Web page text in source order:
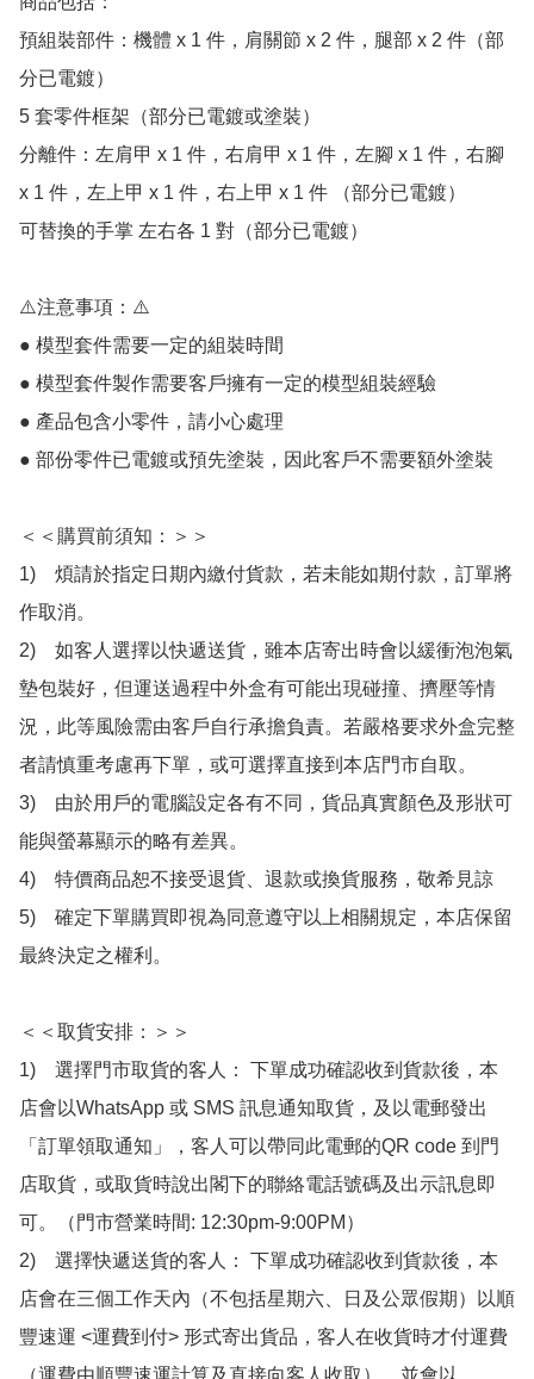
預組裝部件：機體 x 1 件，肩關節 x 2 件，腿部 x 2 件（部
分已電鍍）
5 套零件框架（部分已電鍍或塗裝）
分離件：左肩甲 x 1 件，右肩甲 x 1 件，左腳 x 1 件，右腳
x 1 件，左上甲 x 1 件，右上甲 x 1 件 （部分已電鍍）
可替換的手掌 左右各 1 對（部分已電鍍）
⚠️注意事項：⚠️
● 模型套件需要一定的組裝時間
● 模型套件製作需要客戶擁有一定的模型組裝經驗
● 產品包含小零件，請小心處理
● 部份零件已電鍍或預先塗裝，因此客戶不需要額外塗裝
＜＜購買前須知：＞＞
1)　煩請於指定日期內繳付貨款，若未能如期付款，訂單將
作取消。
2)　如客人選擇以快遞送貨，雖本店寄出時會以緩衝泡泡氣
墊包裝好，但運送過程中外盒有可能出現碰撞、擠壓等情
況，此等風險需由客戶自行承擔負責。若嚴格要求外盒完整
者請慎重考慮再下單，或可選擇直接到本店門市自取。
3)　由於用戶的電腦設定各有不同，貨品真實顏色及形狀可
能與螢幕顯示的略有差異。
4)　特價商品恕不接受退貨、退款或換貨服務，敬希見諒
5)　確定下單購買即視為同意遵守以上相關規定，本店保留
最終決定之權利。
＜＜取貨安排：＞＞
1)　選擇門市取貨的客人： 下單成功確認收到貨款後，本
店會以WhatsApp 或 SMS 訊息通知取貨，及以電郵發出
「訂單領取通知」，客人可以帶同此電郵的QR code 到門
店取貨，或取貨時說出閣下的聯絡電話號碼及出示訊息即
可。（門市營業時間: 12:30pm-9:00PM）
2)　選擇快遞送貨的客人： 下單成功確認收到貨款後，本
店會在三個工作天內（不包括星期六、日及公眾假期）以順
豐速運 <運費到付> 形式寄出貨品，客人在收貨時才付運費
（運費由順豐速運計算及直接向客人收取），並會以